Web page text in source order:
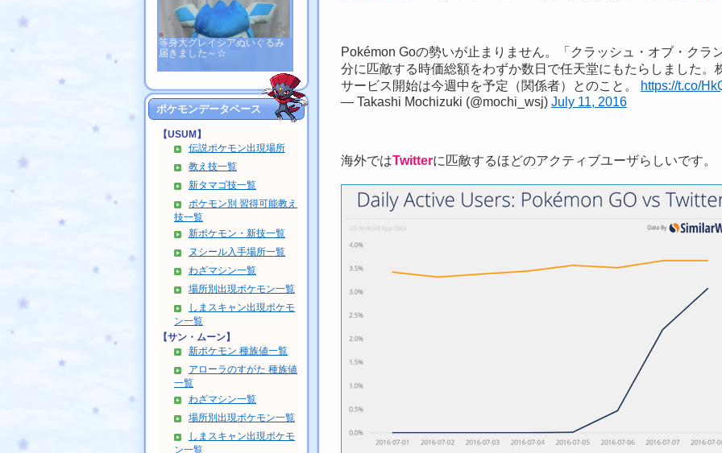
等身大グレイシアぬいぐるみ
届きました～☆
ポケモンデータベース
【USUM】
伝説ポケモン出現場所
教え技一覧
新タマゴ技一覧
ポケモン別 習得可能教え
技一覧
新ポケモン・新技一覧
ヌシール入手場所一覧
わざマシン一覧
場所別出現ポケモン一覧
しまスキャン出現ポケモ
ン一覧
【サン・ムーン】
新ポケモン 種族値一覧
アローラのすがた 種族値
一覧
わざマシン一覧
場所別出現ポケモン一覧
しまスキャン出現ポケモ
ン一覧
Pokémon Goの勢いが止まりません。「クラッシュ・オブ・クラ
分に匹敵する時価総額をわずか数日で任天堂にもたらしました。
サービス開始は今週中を予定（関係者）とのこと。
https://t.co/
— Takashi Mochizuki (@mochi_wsj) July 11, 2016
海外ではTwitterに匹敵するほどのアクティブユーザらしいです。